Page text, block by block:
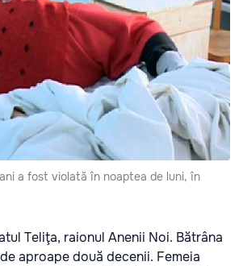
a fost violată în noaptea de luni, în
Teliţa, raionul Anenii Noi. Bătrâna
aproape două decenii. Femeia